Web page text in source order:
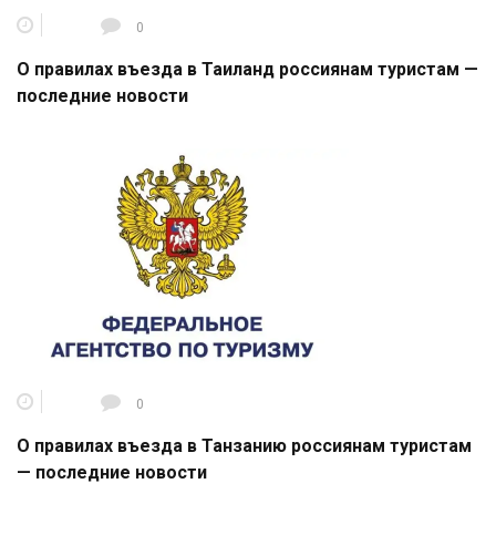
0
О правилах въезда в Таиланд россиянам туристам —
последние новости
0
О правилах въезда в Танзанию россиянам туристам
— последние новости